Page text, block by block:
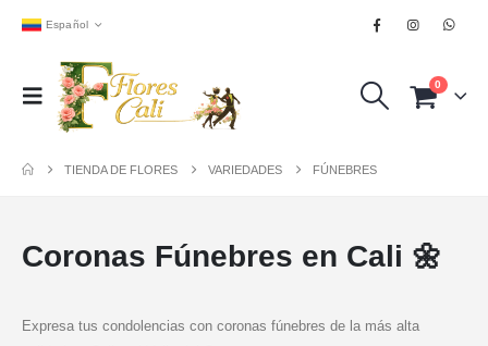
Español
0
TIENDA DE FLORES VARIEDADES FÚNEBRES
Coronas Fúnebres en Cali 🌼
Expresa tus condolencias con coronas fúnebres de la más alta